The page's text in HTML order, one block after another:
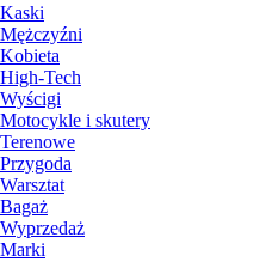
Kaski
Mężczyźni
Kobieta
High-Tech
Wyścigi
Motocykle i skutery
Terenowe
Przygoda
Warsztat
Bagaż
Wyprzedaż
Marki